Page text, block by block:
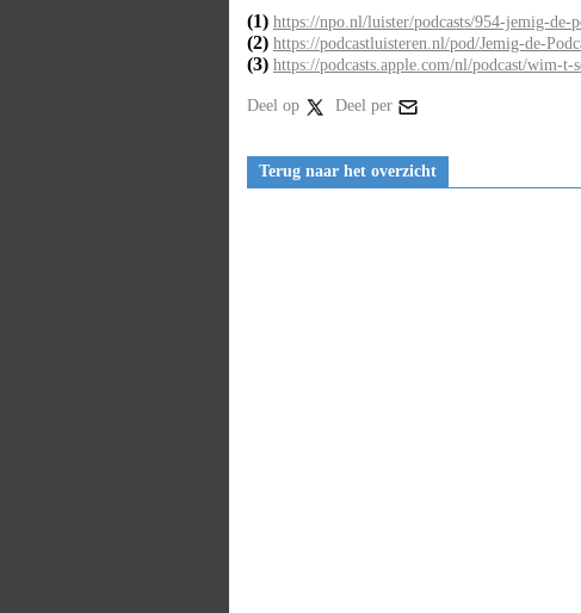
(1) https://npo.nl/luister/podcasts/954-jemig-de-
(2) https://podcastluisteren.nl/pod/Jemig-de-
(3) https://podcasts.apple.com/nl/podcast/wim-t-
Deel op Deel per
Terug naar het overzicht